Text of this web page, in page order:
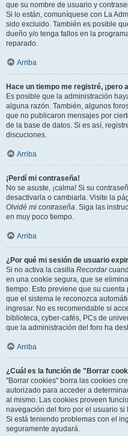
que su nombre de usuario y
Si lo están, comuníquese con La
sido excluido. También es posible
dueño y/o tenga fallos en la
reparado.
Arriba
Hace un tiempo me registré, ¡pero
Es posible que la administración
alguna razón. También, algunos
que no publicaron mensajes por
de la base de datos. Si es así,
discuciones.
Arriba
¡Perdí mi contraseña!
No se asuste, ¡calma! Si su
desactivarla o cambiarla. Visite la
Olvidé mi contraseña. Siga las
en muy poco tiempo.
Arriba
¿Por qué mi sesión de usuario
Si no activa la casilla Recordar
en una cookie segura, que se
tiempo. Esto previene que su
que el sistema le reconozca
ingresar. No es recomendable si
biblioteca, cyber-cafés, PCs de
que la administración del foro ha
Arriba
¿Cuál es la función de "Borrar
"Borrar cookies" borra las cookies
autorizado para acceder a
al mismo. Las cookies proveen
navegación del foro por el usuario
Si está teniendo problemas con el
seguramente ayudará.